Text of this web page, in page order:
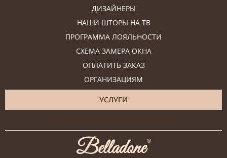
ДИЗАЙНЕРЫ
НАШИ ШТОРЫ НА ТВ
ПРОГРАММА ЛОЯЛЬНОСТИ
СХЕМА ЗАМЕРА ОКНА
ОПЛАТИТЬ ЗАКАЗ
ОРГАНИЗАЦИЯМ
УСЛУГИ
Онлайн-консультация дизайнера